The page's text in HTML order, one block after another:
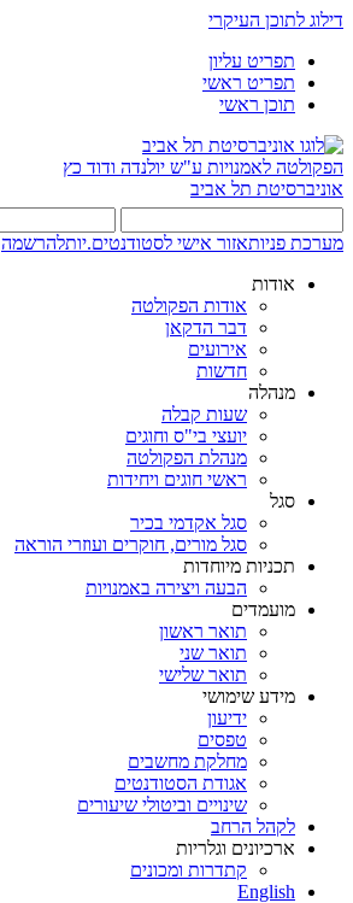
דילוג לתוכן העיקרי
תפריט עליון
תפריט ראשי
תוכן ראשי
הפקולטה לאמנויות ע"ש יולנדה ודוד כץ
אוניברסיטת תל אביב
מערכת פניותאזור אישי לסטודנטים.יותלהרשמה
אודות
אודות הפקולטה
דבר הדקאן
אירועים
חדשות
מנהלה
שעות קבלה
יועצי בי"ס וחוגים
מנהלת הפקולטה
ראשי חוגים ויחידות
סגל
סגל אקדמי בכיר
סגל מורים, חוקרים ועוזרי הוראה
תכניות מיוחדות
הבעה ויצירה באמנויות
מועמדים
תואר ראשון
תואר שני
תואר שלישי
מידע שימושי
ידיעון
טפסים
מחלקת מחשבים
אגודת הסטודנטים
שינויים וביטולי שיעורים
לקהל הרחב
ארכיונים וגלריות
קתדרות ומכונים
English